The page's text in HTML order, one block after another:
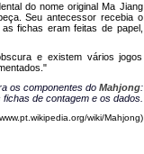
do nome original Ma Jiang
Seu antecessor recebia o
fichas eram feitas de papel,
e existem vários jogos
os componentes do Mahjong:
de contagem e os dados.
wiki/Mahjong)